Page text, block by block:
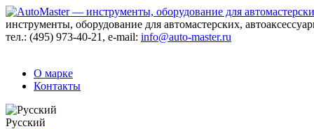
инструменты, оборудование для автомастерских,
тел.: (495) 973-40-21 , e-mail: info@auto-master.ru
О марке
Контакты
Русский